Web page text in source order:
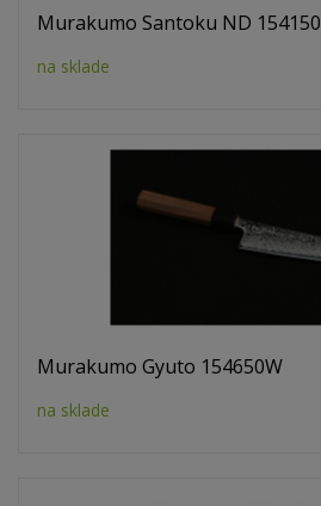
Murakumo Santoku ND 154150
na sklade
Murakumo Gyuto 154650W
na sklade